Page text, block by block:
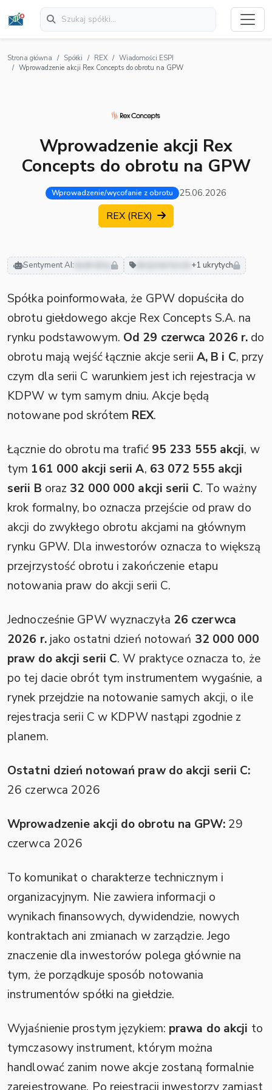
Strona główna Spółki REX
Wiadomości ESPI
Wprowadzenie akcji Rex Concepts do obrotu na GPW
Wprowadzenie akcji Rex
Concepts do obrotu na GPW
Wprowadzenie/wycofanie z obrotu 25.06.2026
REX (REX)
Sentyment AI: neutralny +1 ukrytych
Spółka poinformowała, że GPW dopuściła do
obrotu giełdowego akcje Rex Concepts S.A. na
rynku podstawowym. Od 29 czerwca 2026 r. do
obrotu mają wejść łącznie akcje serii A, B i C, przy
czym dla serii C warunkiem jest ich rejestracja w
KDPW w tym samym dniu. Akcje będą
notowane pod skrótem REX.
Łącznie do obrotu ma trafić 95 233 555 akcji, w
tym 161 000 akcji serii A, 63 072 555 akcji
serii B oraz 32 000 000 akcji serii C. To ważny
krok formalny, bo oznacza przejście od praw do
akcji do zwykłego obrotu akcjami na głównym
rynku GPW. Dla inwestorów oznacza to większą
przejrzystość obrotu i zakończenie etapu
notowania praw do akcji serii C.
Jednocześnie GPW wyznaczyła 26 czerwca
2026 r.jako ostatni dzień notowań 32 000 000
praw do akcji serii C. W praktyce oznacza to, że
po tej dacie obrót tym instrumentem wygaśnie, a
rynek przejdzie na notowanie samych akcji, o ile
rejestracja serii C w KDPW nastąpi zgodnie z
planem.
Ostatni dzień notowań praw do akcji serii C:
26 czerwca 2026
Wprowadzenie akcji do obrotu na GPW:29
czerwca 2026
To komunikat o charakterze technicznym i
organizacyjnym. Nie zawiera informacji o
wynikach finansowych, dywidendzie, nowych
kontraktach ani zmianach w zarządzie. Jego
znaczenie dla inwestorów polega głównie na
tym, że porządkuje sposób notowania
instrumentów spółki na giełdzie.
Wyjaśnienie prostym językiem: prawa do akcji to
tymczasowy instrument, którym można
handlować zanim nowe akcje zostaną formalnie